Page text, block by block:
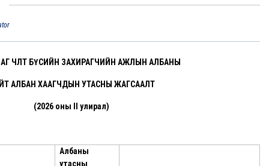
ЧӨЛӨӨТ БҮСИЙН ЗАХИРАГЧИЙН АЖЛЫН АЛБАНЫ
АЛБАН ХААГЧДЫН УТАСНЫ ЖАГСААЛТ
(2026 оны II улирал)
Албаны
утасны